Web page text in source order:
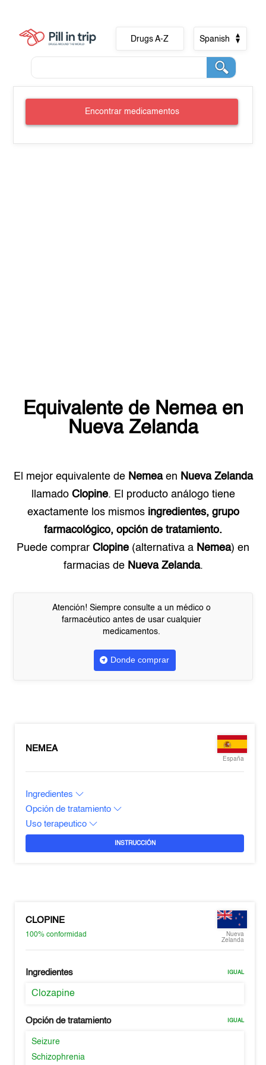
Drugs A-Z Spanish
Encontrar medicamentos
Equivalente de Nemeaen
Nueva Zelanda
El mejor equivalente de Nemeaen Nueva Zelanda
llamado Clopine. El producto análogo tiene
exactamente los mismos ingredientes, grupo
farmacológico, opción de tratamiento.
Puede comprar Clopine (alternativa a Nemea) en
farmacias de Nueva Zelanda.
Atención! Siempre consulte a un médico o
farmacéutico antes de usar cualquier
medicamentos.
Donde comprar
NEMEA
España
Ingredientes
Opción de tratamiento
Uso terapeutico
INSTRUCCIÓN
CLOPINE
100%conformidad
Nueva
Zelanda
Ingredientes IGUAL
Clozapine
Opción de tratamiento IGUAL
Seizure
Schizophrenia